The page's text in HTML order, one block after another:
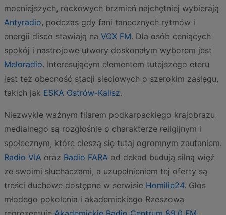
mocniejszych, rockowych brzmień najchętniej wybierają
Antyradio, podczas gdy fani tanecznych rytmów i
energii disco stawiają na VOX FM. Dla osób ceniących
spokój i nastrojowe utwory doskonałym wyborem jest
Meloradio. Interesującym elementem tutejszego eteru
jest też obecność stacji sieciowych o szerokim zasięgu,
takich jak ESKA Ostrów-Kalisz.
Niezwykle ważnym filarem podkarpackiego krajobrazu
medialnego są rozgłośnie o charakterze religijnym i
społecznym, które cieszą się tutaj ogromnym zaufaniem.
Radio VIA oraz Radio FARA od dekad budują silną więź
ze swoimi słuchaczami, a uzupełnieniem tej oferty są
treści duchowe dostępne w serwisie Homilie24. Głos
młodego pokolenia i akademickiego Rzeszowa